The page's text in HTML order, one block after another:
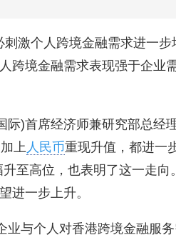
激个人跨境金融需求进一步
跨境金融需求表现强于企业
际)首席经济师兼研究部总经
上 人民币重现升值，都进一
至高位，也表明了这一走向
进一步上升。
业与个人对香港跨境金融服